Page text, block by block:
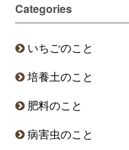
Categories
いちごのこと
培養土のこと
肥料のこと
病害虫のこと